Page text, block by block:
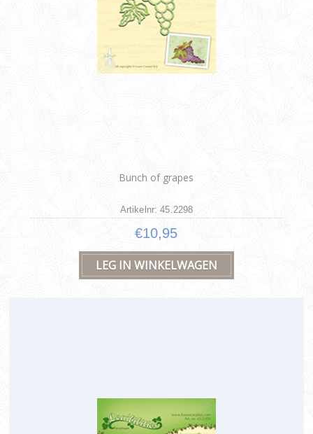
Bunch of grapes
Artikelnr: 45.2298
€10,95